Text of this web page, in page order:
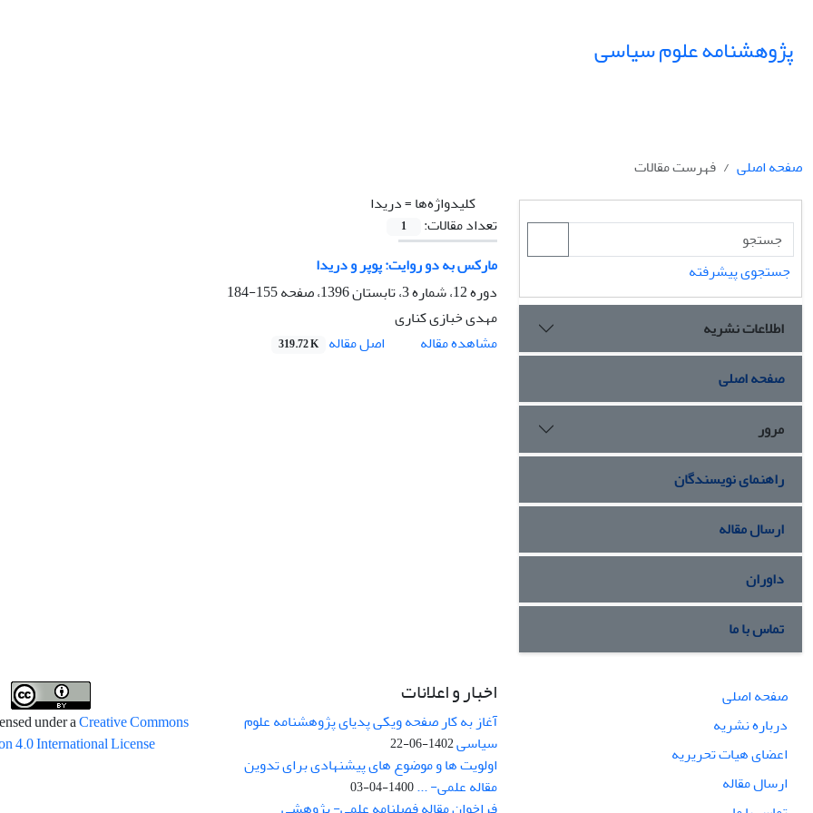
پژوهشنامه علوم سیاسی
صفحه اصلی
فهرست مقالات
کلیدواژه‌ها =دریدا
تعداد مقالات:
1
مارکس به دو روایت: پوپر و دریدا
دوره 12، شماره 3، تابستان 1396، صفحه
155-184
مهدی خبازی کناری
مشاهده مقاله
اصل مقاله 319.72 K
جستجوی پیشرفته
اطلاعات نشریه
صفحه اصلی
مرور
راهنمای نویسندگان
ارسال مقاله
داوران
تماس با ما
صفحه اصلی
درباره نشریه
اعضای هیات تحریریه
ارسال مقاله
اخبار و اعلانات
آغاز به کار صفحه ویکی پدیای پژوهشنامه علوم
سیاسی1402-06-22
اولویت ها و موضوع های پیشنهادی برای تدوین
مقاله علمی- ...1400-04-03
under aCreative Commons
4.0 International License